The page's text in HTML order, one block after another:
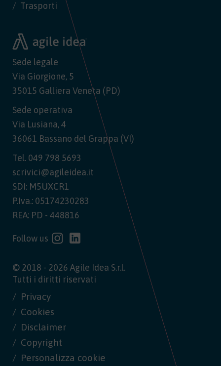
Trasporti
Sede legale
Via Giorgione, 5
35015 Galliera Veneta (PD)
Sede operativa
Via Lusiana, 4
36061 Bassano del Grappa (VI)
Tel. 049 798 5693
scrivici@agileidea.it
SDI: M5UXCR1
P.Iva.: 05174230283
REA: PD - 448816
Follow us
© 2018 - 2026 Agile Idea S.r.l.
Tutti i diritti riservati
Privacy
Cookies
Disclaimer
Copyright
Personalizza cookie